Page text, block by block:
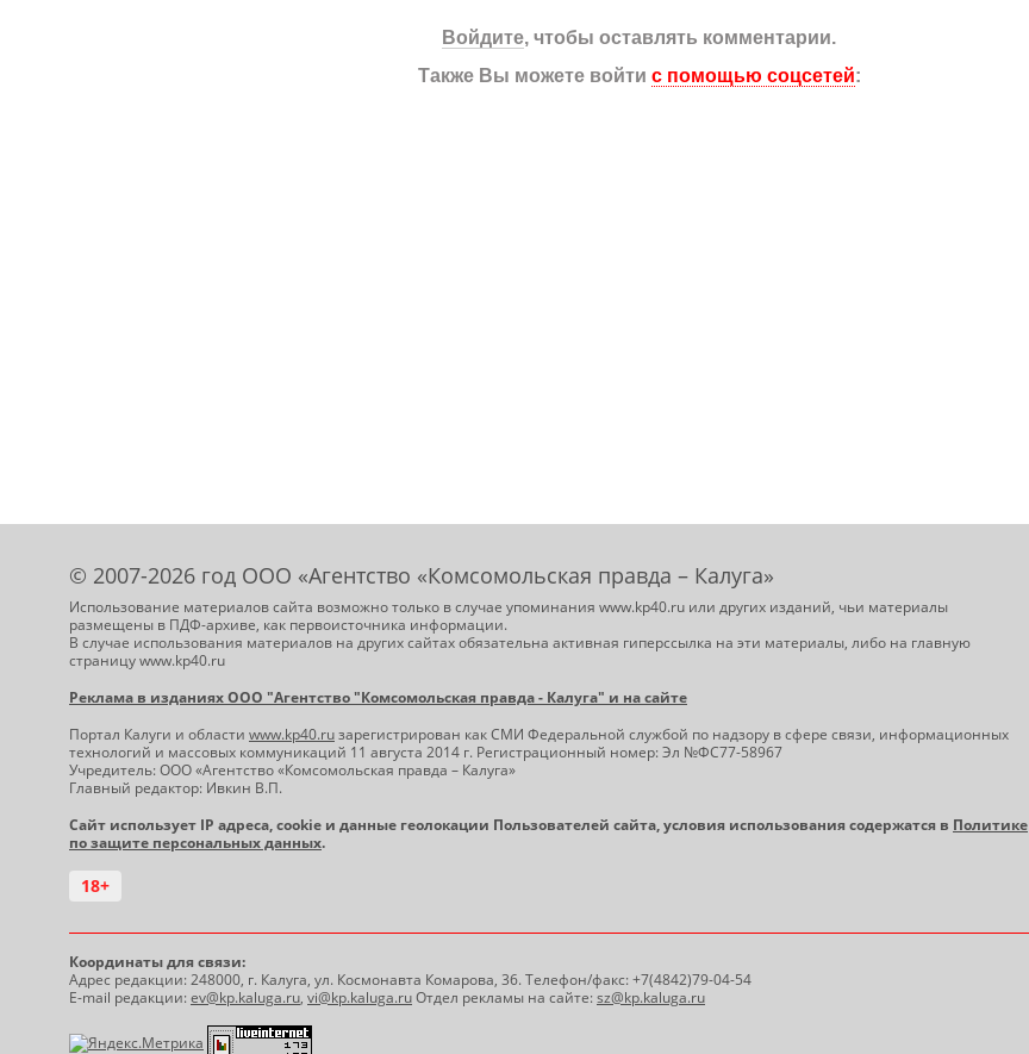
Войдите, чтобы оставлять комментарии.
Также Вы можете войти с помощью соцсетей:
© 2007-2026 год ООО «Агентство «Комсомольская правда – Калуга»
Использование материалов сайта возможно только в случае упоминания www.kp40.ru или других изданий, чьи материалы
размещены в ПДФ-архиве, как первоисточника информации.
В случае использования материалов на других сайтах обязательна активная гиперссылка на эти материалы, либо на главную
страницу www.kp40.ru
Реклама в изданиях ООО "Агентство "Комсомольская правда - Калуга" и на сайте
Портал Калуги и области www.kp40.ruзарегистрирован как СМИ Федеральной службой по надзору в сфере связи, информационных
технологий и массовых коммуникаций 11 августа 2014 г. Регистрационный номер: Эл №ФС77-58967
Учредитель: ООО «Агентство «Комсомольская правда – Калуга»
Главный редактор: Ивкин В.П.
Сайт использует IP адреса, cookie и данные геолокации Пользователей сайта, условия использования содержатся в Политике
по защите персональных данных.
18+
Координаты для связи:
Адрес редакции: 248000, г. Калуга, ул. Космонавта Комарова, 36. Телефон/факс: +7(4842)79-04-54
E-mail редакции:ev@kp.kaluga.ru, vi@kp.kaluga.ruОтдел рекламы на сайте:sz@kp.kaluga.ru